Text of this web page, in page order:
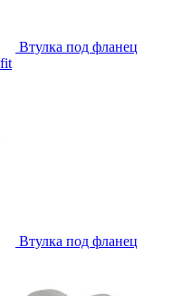
Втулка под фланец
Втулка под фланец